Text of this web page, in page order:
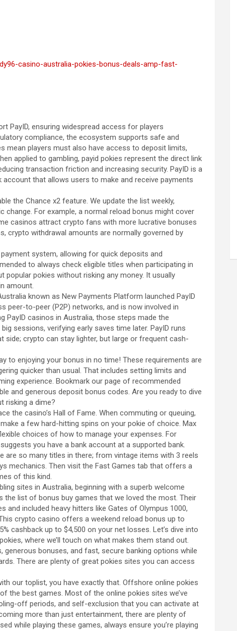
casino-australia-pokies-bonus-deals-amp-fast-
PayID, ensuring widespread access for players
compliance, the ecosystem supports safe and
mean players must also have access to deposit limits,
applied to gambling, payid pokies represent the direct link
transaction friction and increasing security. PayID is a
that allows users to make and receive payments
the Chance x2 feature. We update the list weekly,
change. For example, a normal reload bonus might cover
casinos attract crypto fans with more lucrative bonuses
crypto withdrawal amounts are normally governed by
system, allowing for quick deposits and
to always check eligible titles when participating in
pokies without risking any money. It usually
amount.
known as New Payments Platform launched PayID
peer-to-peer (P2P) networks, and is now involved in
PayID casinos in Australia, those steps made the
sessions, verifying early saves time later. PayID runs
side; crypto can stay lighter, but large or frequent cash-
to enjoying your bonus in no time! These requirements are
quicker than usual. That includes setting limits and
experience. Bookmark our page of recommended
and generous deposit bonus codes. Are you ready to dive
risking a dime?
the casino’s Hall of Fame. When commuting or queuing,
a few hard-hitting spins on your pokie of choice. Max
choices of how to manage your expenses. For
you have a bank account at a supported bank.
are so many titles in there; from vintage items with 3 reels
mechanics. Then visit the Fast Games tab that offers a
of this kind.
sites in Australia, beginning with a superb welcome
the list of bonus buy games that we loved the most. Their
included heavy hitters like Gates of Olympus 1000,
crypto casino offers a weekend reload bonus up to
cashback up to $4,500 on your net losses. Let’s dive into
where we’ll touch on what makes them stand out.
bonuses, and fast, secure banking options while
There are plenty of great pokies sites you can access
our toplist, you have exactly that. Offshore online pokies
the best games. Most of the online pokies sites we’ve
off periods, and self-exclusion that you can activate at
more than just entertainment, there are plenty of
while playing these games, always ensure you’re playing